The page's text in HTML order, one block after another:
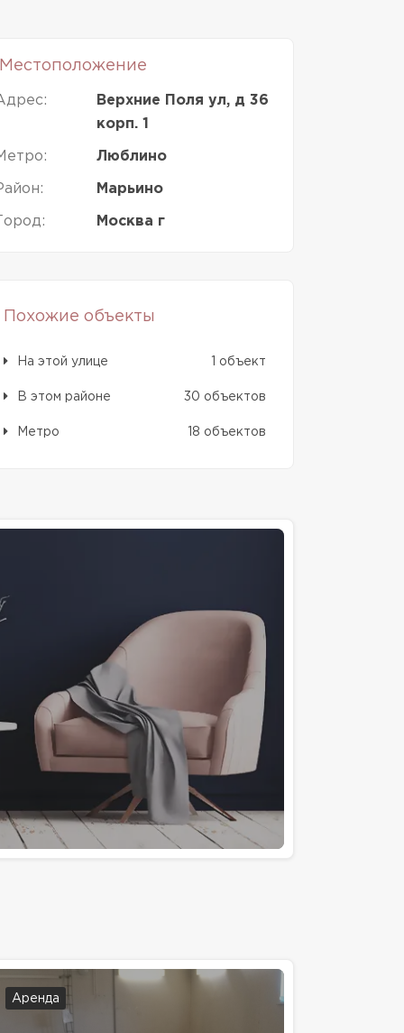
Местоположение
Верхние Поля ул, д 36
корп. 1
Люблино
Марьино
Город: Москва г
Похожие объекты
На этой улице 1 объект
В этом районе 30 объектов
Метро 18 объектов
Аренда